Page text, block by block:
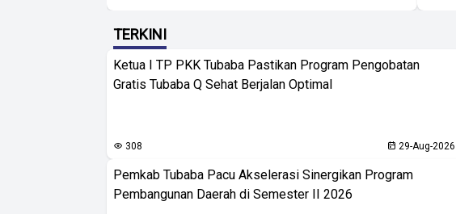
TERKINI
Ketua I TP PKK Tubaba Pastikan Program Pengobatan
Gratis Tubaba Q Sehat Berjalan Optimal
308 29-Aug-2026
Pemkab Tubaba Pacu Akselerasi Sinergikan Program
Pembangunan Daerah di Semester II 2026